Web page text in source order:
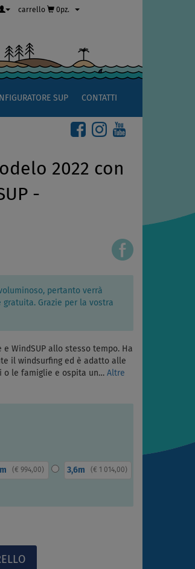
carrello 0pz.
SUP CONTATTI
2022 con
-
pertanto verrà
Grazie per la vostra
e WindSUP allo stesso tempo. Ha
il windsurfing ed è adatto alle
o le famiglie e ospita un… Altre
(€ 994,00) 3,6m (€ 1 014,00)